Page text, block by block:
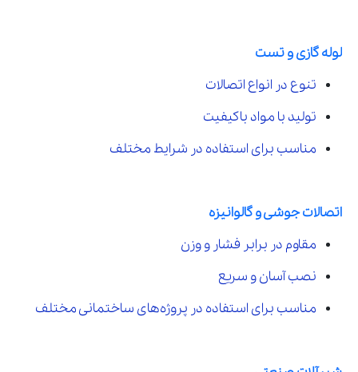
لوله گازی و تست
تنوع در انواع اتصالات
تولید با مواد باکیفیت
مناسب برای استفاده در شرایط مختلف
اتصالات جوشی و گالوانیزه
مقاوم در برابر فشار و وزن
نصب آسان و سریع
مناسب برای استفاده در پروژه‌های ساختمانی مختلف